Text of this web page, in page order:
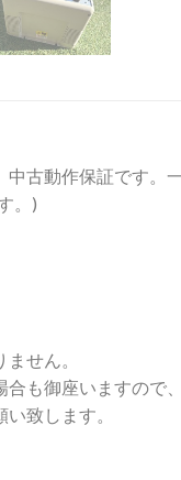
古動作保証です。
。)
せん。
も御座いますので
致します。